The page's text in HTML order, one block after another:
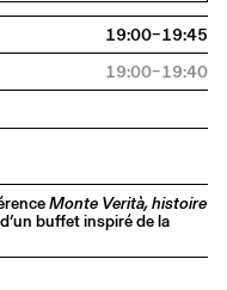
19:00–19:45
19:00–19:40
Monte Verità, histoire
buffet inspiré de la